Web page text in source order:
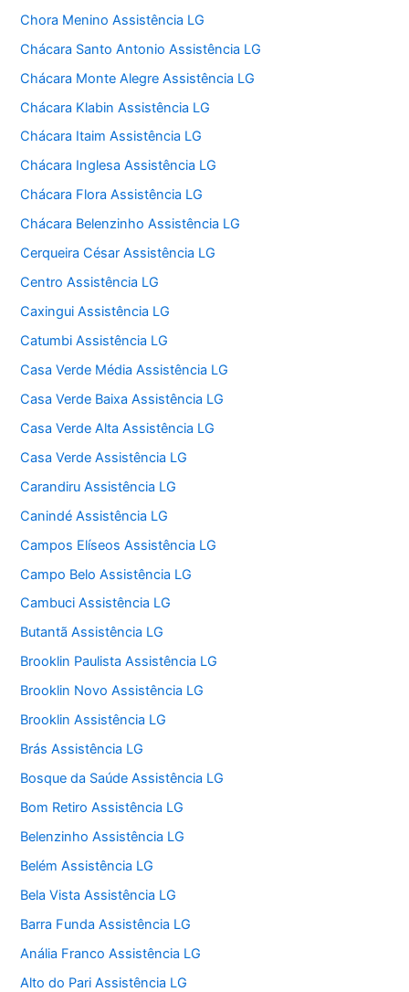
Chora Menino Assistência LG
Chácara Santo Antonio Assistência LG
Chácara Monte Alegre Assistência LG
Chácara Klabin Assistência LG
Chácara Itaim Assistência LG
Chácara Inglesa Assistência LG
Chácara Flora Assistência LG
Chácara Belenzinho Assistência LG
Cerqueira César Assistência LG
Centro Assistência LG
Caxingui Assistência LG
Catumbi Assistência LG
Casa Verde Média Assistência LG
Casa Verde Baixa Assistência LG
Casa Verde Alta Assistência LG
Casa Verde Assistência LG
Carandiru Assistência LG
Canindé Assistência LG
Campos Elíseos Assistência LG
Campo Belo Assistência LG
Cambuci Assistência LG
Butantã Assistência LG
Brooklin Paulista Assistência LG
Brooklin Novo Assistência LG
Brooklin Assistência LG
Brás Assistência LG
Bosque da Saúde Assistência LG
Bom Retiro Assistência LG
Belenzinho Assistência LG
Belém Assistência LG
Bela Vista Assistência LG
Barra Funda Assistência LG
Anália Franco Assistência LG
Alto do Pari Assistência LG